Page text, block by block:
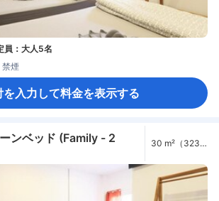
員：大人5名
禁煙
を入力して料金を表示する
ンベッド (Family - 2
30 m²（323